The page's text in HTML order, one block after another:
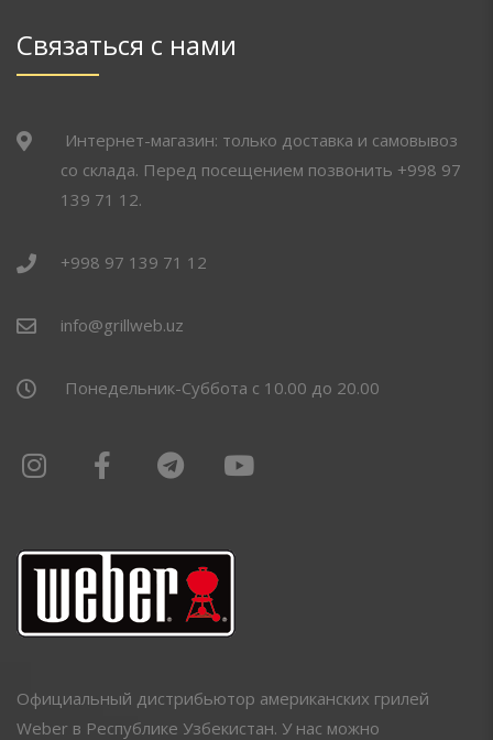
Связаться с нами
Интернет-магазин: только доставка и самовывоз
со склада. Перед посещением позвонить +998 97
139 71 12.
+998 97 139 71 12
info@grillweb.uz
Понедельник-Суббота с 10.00 до 20.00
Официальный дистрибьютор американских грилей
Weber в Республике Узбекистан. У нас можно